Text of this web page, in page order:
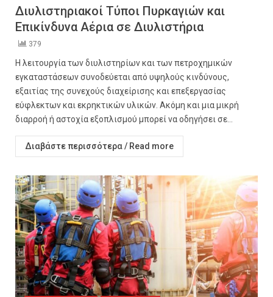
Διυλιστηριακοί Τύποι Πυρκαγιών και
Επικίνδυνα Αέρια σε Διυλιστήρια
379
Η λειτουργία των διυλιστηρίων και των πετροχημικών
εγκαταστάσεων συνοδεύεται από υψηλούς κινδύνους,
εξαιτίας της συνεχούς διαχείρισης και επεξεργασίας
εύφλεκτων και εκρηκτικών υλικών. Ακόμη και μια μικρή
διαρροή ή αστοχία εξοπλισμού μπορεί να οδηγήσει σε...
Διαβάστε περισσότερα / Read more